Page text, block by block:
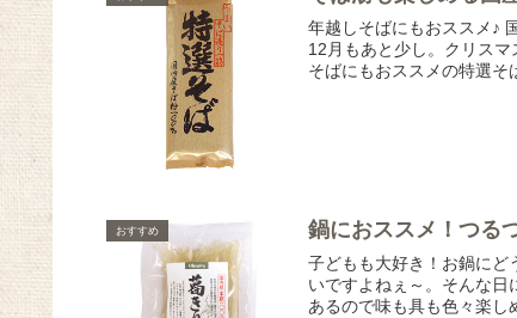
年越しそばにもおススメ♪
12月もあと少し。クリス
そばにもおススメの特選そ
おすすめ 鍋におススメ！つる
子どもも大好き！お鍋にど
いですよねぇ～。そんな日
あるので味も具も色々楽し